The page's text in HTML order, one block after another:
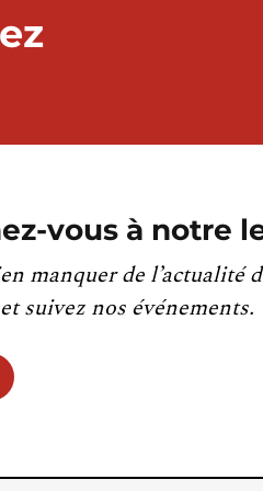
vous à notre
manquer de l’actualité
suivez nos événements.